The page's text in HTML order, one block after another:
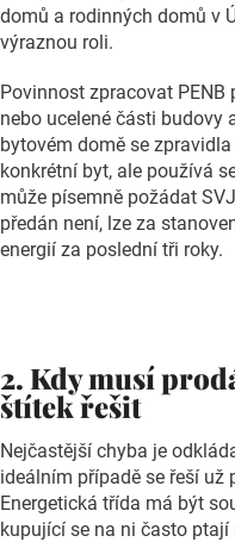
domů a rodinných domů v
výraznou roli.
Povinnost zpracovat
nebo ucelené části budovy
bytovém domě se
konkrétní byt, ale používá
může písemně požádat
předán není, lze za
energií za poslední tři roky.
2. Kdy musí
štítek řešit
Nejčastější chyba je
ideálním případě se řeší už
Energetická třída má být
kupující se na ni často